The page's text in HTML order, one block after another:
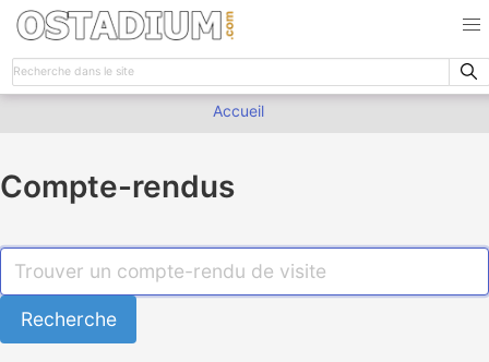
Accueil
Compte-rendus